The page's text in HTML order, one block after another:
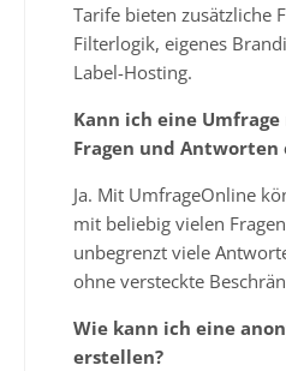
Tarife bieten zusätzliche
Filterlogik, eigenes
Label-Hosting.
Kann ich eine
Fragen und Antworten
Ja. Mit UmfrageOnline
mit beliebig vielen
unbegrenzt viele
ohne versteckte
Wie kann ich eine
erstellen?